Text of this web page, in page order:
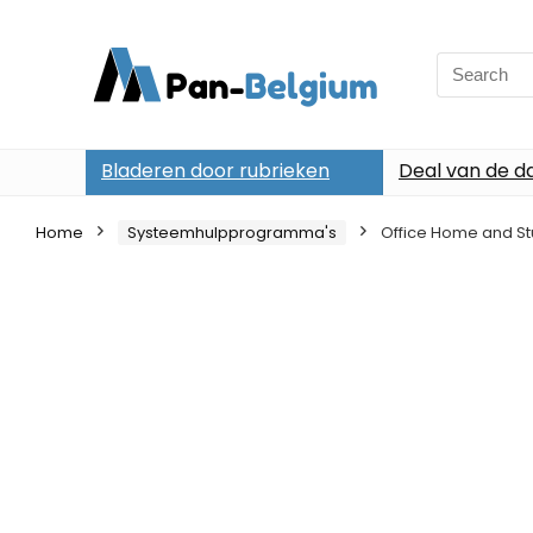
Search
for:
Bladeren door rubrieken Deal van de
Home Systeemhulpprogramma's Office Home and